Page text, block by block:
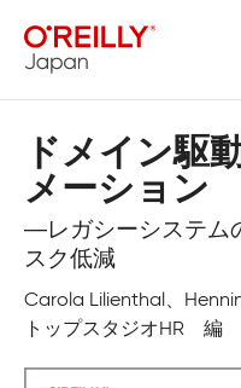
ドメイン駆
メーション
―レガシーシステム
スク低減
Carola Lilienthal、
トップスタジオHR 編